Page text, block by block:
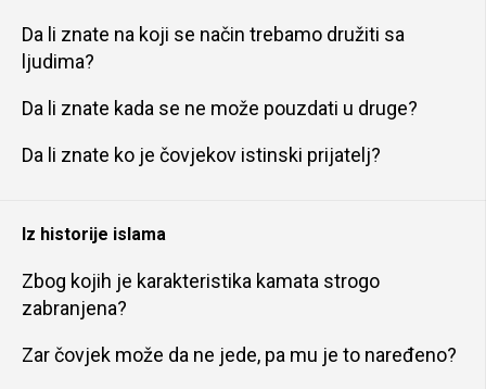
Da li znate na koji se način trebamo družiti sa
ljudima?
Da li znate kada se ne može pouzdati u druge?
Da li znate ko je čovjekov istinski prijatelj?
Iz historije islama
Zbog kojih je karakteristika kamata strogo
zabranjena?
Zar čovjek može da ne jede, pa mu je to naređeno?